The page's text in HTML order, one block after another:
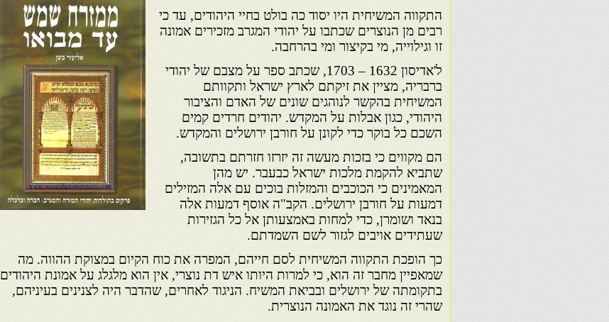
התקווה המשיחית היו יסוד כה בולט בחיי היהודים, עד כי
רבים מן הנוצרים שכתבו על יהודי המגרב מזכירים אמונה
זו וגילוייה, מי בקיצור ומי בהרחבה.
ל'אדיסון 1632 – 1703, שכתב ספר על מצבם של יהודי
ברבריה, מציין את זיקתם לארץ ישראל ותקוותם
המשיחית בהקשר לנוהגים שונים של האדם והציבור
היהודי, כגון אבלות על המקדש. יהודים חרדים קמים
השכם כל בוקר כדי לקונן על חורבן ירושלים והמקדש.
הם מקווים כי בזכות מעשה זה יזרזו חזרתם בתשובה,
שתביא להקמת מלכות ישראל כבעבר. יש מהן
המאמינים כי הכוכבים והמזלות בוכים עם אלה המזילים
דמעות על חורבן ירושלים. הקב"ה אוסף דמעות אלה
בנאד ושומרן, כדי למחות באמצעותן אל כל הגזירות
שעתידים אויבים לגזור לשם השמדתם.
כך הופכת התקווה המשיחית לסם חייהם, המפרה את כוח הקיום במצוקת ההווה. מה
שמאפיין מחבר זה הוא, כי למרות היותו איש דת נוצרי, אין הוא מלגלג על אמונת היהודים
בתקומתה של ירושלים ובביאת המשיח. הניגוד לאחרים, שהדבר היה לצנינים בעיניהם,
שהרי זה נוגד את האמונה הנוצרית.